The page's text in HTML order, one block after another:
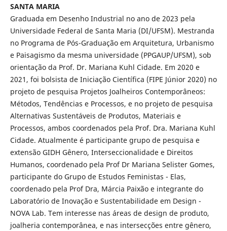
SANTA MARIA
Graduada em Desenho Industrial no ano de 2023 pela
Universidade Federal de Santa Maria (DI/UFSM). Mestranda
no Programa de Pós-Graduação em Arquitetura, Urbanismo
e Paisagismo da mesma universidade (PPGAUP/UFSM), sob
orientação da Prof. Dr. Mariana Kuhl Cidade. Em 2020 e
2021, foi bolsista de Iniciação Científica (FIPE Júnior 2020) no
projeto de pesquisa Projetos Joalheiros Contemporâneos:
Métodos, Tendências e Processos, e no projeto de pesquisa
Alternativas Sustentáveis de Produtos, Materiais e
Processos, ambos coordenados pela Prof. Dra. Mariana Kuhl
Cidade. Atualmente é participante grupo de pesquisa e
extensão GIDH Gênero, Interseccionalidade e Direitos
Humanos, coordenado pela Prof Dr Mariana Selister Gomes,
participante do Grupo de Estudos Feministas - Elas,
coordenado pela Prof Dra, Márcia Paixão e integrante do
Laboratório de Inovação e Sustentabilidade em Design -
NOVA Lab. Tem interesse nas áreas de design de produto,
joalheria contemporânea, e nas intersecções entre gênero,